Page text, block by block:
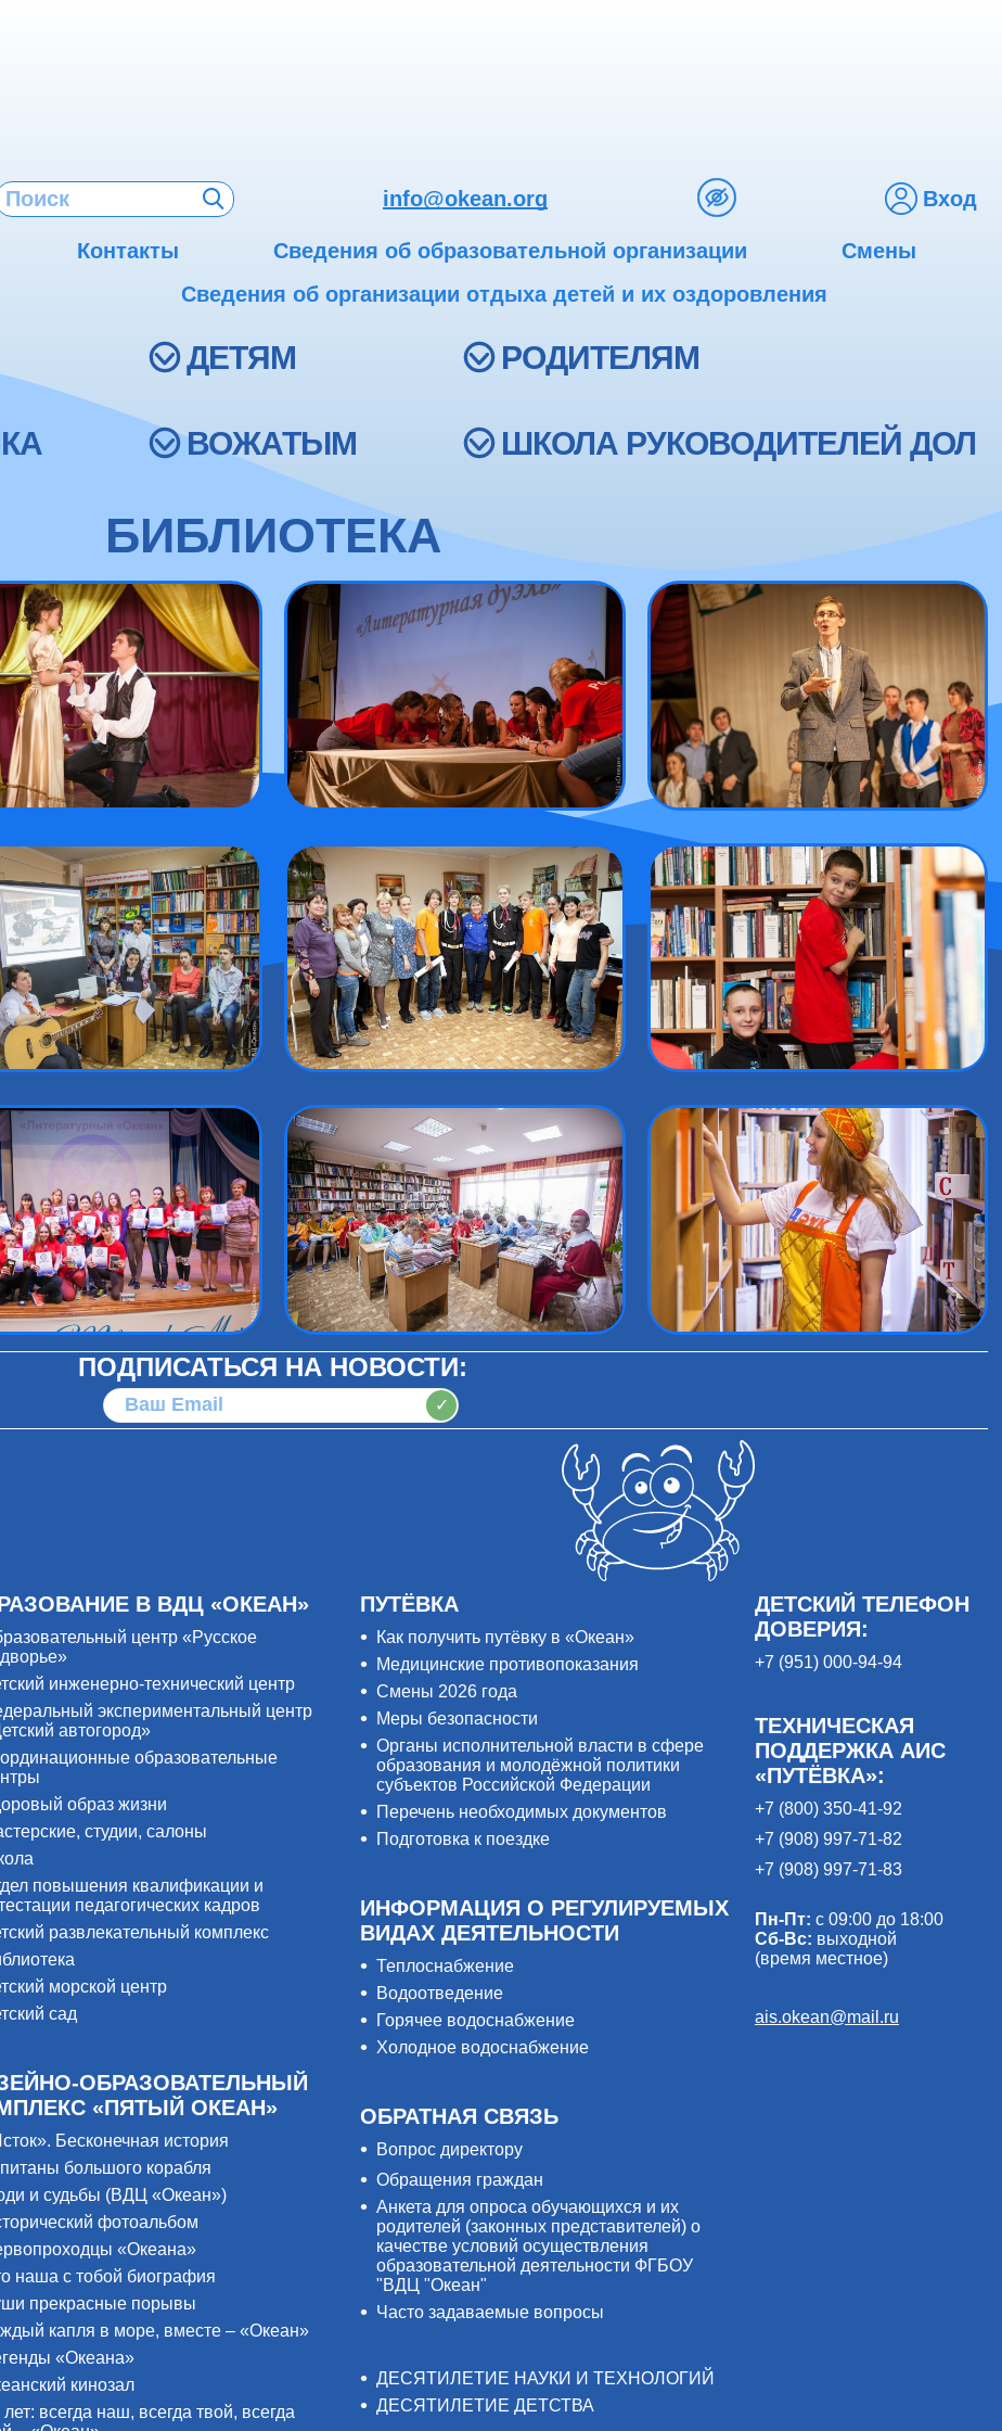
info@okean.org Вход
Контакты Сведения об образовательной организации
Смены
Сведения об организации отдыха детей и их оздоровления
ДЕТЯМ РОДИТЕЛЯМ
ВОЖАТЫМ ШКОЛА РУКОВОДИТЕЛЕЙ ДОЛ
БИБЛИОТЕКА
ПОДПИСАТЬСЯ НА НОВОСТИ:
✓
В ВДЦ «ОКЕАН»
центр «Русское
инженерно-технический центр
экспериментальный центр
автогород»
образовательные
образ жизни
студии, салоны
повышения квалификации и
педагогических кадров
развлекательный комплекс
морской центр
сад
ОБРАЗОВАТЕЛЬНЫЙ
«ПЯТЫЙ ОКЕАН»
Бесконечная история
большого корабля
и судьбы (ВДЦ «Океан»)
фотоальбом
«Океана»
наша с тобой биография
прекрасные порывы
капля в море, вместе – «Океан»
«Океана»
кинозал
лет: всегда наш, всегда твой, всегда
ПУТЁВКА
Как получить путёвку в «Океан»
Медицинские противопоказания
Смены 2026 года
Меры безопасности
Органы исполнительной власти в сфере
образования и молодёжной политики
субъектов Российской Федерации
Перечень необходимых документов
Подготовка к поездке
ИНФОРМАЦИЯ О РЕГУЛИРУЕМЫХ
ВИДАХ ДЕЯТЕЛЬНОСТИ
Теплоснабжение
Водоотведение
Горячее водоснабжение
Холодное водоснабжение
ОБРАТНАЯ СВЯЗЬ
Вопрос директору
Обращения граждан
Анкета для опроса обучающихся и их
родителей (законных представителей) о
качестве условий осуществления
образовательной деятельности ФГБОУ
"ВДЦ "Океан"
Часто задаваемые вопросы
ДЕСЯТИЛЕТИЕ НАУКИ И ТЕХНОЛОГИЙ
ДЕСЯТИЛЕТИЕ ДЕТСТВА
ДЕТСКИЙ ТЕЛЕФОН
ДОВЕРИЯ:
+7 (951) 000-94-94
ТЕХНИЧЕСКАЯ
ПОДДЕРЖКА АИС
«ПУТЁВКА»:
+7 (800) 350-41-92
+7 (908) 997-71-82
+7 (908) 997-71-83
Пн-Пт: с 09:00 до 18:00
Сб-Вс: выходной
(время местное)
ais.okean@mail.ru